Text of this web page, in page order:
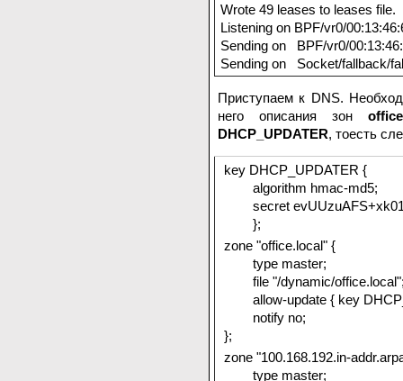
Wrote 49 leases to leases file.
Listening on BPF/vr0/
Sending on BPF/vr0/
Sending on Socket/fallback/
Приступаем к DNS.
него описания зон
DHCP_UPDATER, тоесть
key DHCP_UPDATER {
algorithm hmac-md5;
secret
};
zone "office.local" {
type master;
file "/dynamic/
allow-update { key
notify no;
};
zone "100.168.192.in-
type master;